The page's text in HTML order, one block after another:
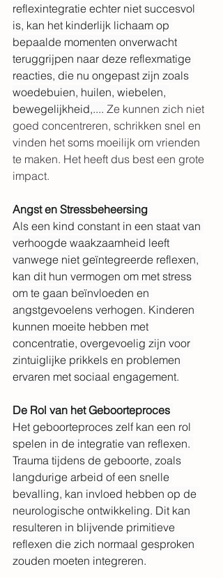
reflexintegratie echter niet succesvol
is, kan het kinderlijk lichaam op
bepaalde momenten onverwacht
teruggrijpen naar deze reflexmatige
reacties, die nu ongepast zijn zoals
woedebuien, huilen, wiebelen,
bewegelijkheid,.... Ze kunnen zich niet
goed concentreren, schrikken snel en
vinden het soms moeilijk om vrienden
te maken. Het heeft dus best een grote
impact.
Angst en Stressbeheersing
Als een kind constant in een staat van
verhoogde waakzaamheid leeft
vanwege niet geïntegreerde reflexen,
kan dit hun vermogen om met stress
om te gaan beïnvloeden en
angstgevoelens verhogen. Kinderen
kunnen moeite hebben met
concentratie, overgevoelig zijn voor
zintuiglijke prikkels en problemen
ervaren met sociaal engagement.
De Rol van het Geboorteproces
Het geboorteproces zelf kan een rol
spelen in de integratie van reflexen.
Trauma tijdens de geboorte, zoals
langdurige arbeid of een snelle
bevalling, kan invloed hebben op de
neurologische ontwikkeling. Dit kan
resulteren in blijvende primitieve
reflexen die zich normaal gesproken
zouden moeten integreren.